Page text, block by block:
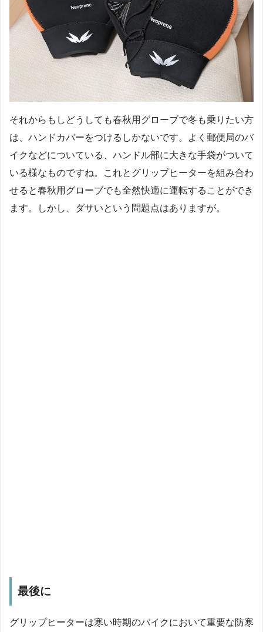
それからもしどうしても春秋用グローブで冬も乗りたい方
は、ハンドカバーをつけるしかないです。よく郵便局のバ
イクなどについている、ハンドル部に大きな手袋がついて
いる様なものですね。これとグリップヒーターを組み合わ
せると春秋用グローブでも全然快適に運転することができ
ます。しかし、ダサいという問題点はありますが。
最後に
グリップヒーターは寒い時期のバイクにおいて重要な防寒